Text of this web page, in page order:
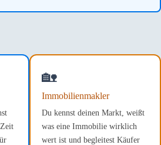
🏡
Immobilienmakler
Du kennst deinen Markt, weißt
was eine Immobilie wirklich
wert ist und begleitest Käufer